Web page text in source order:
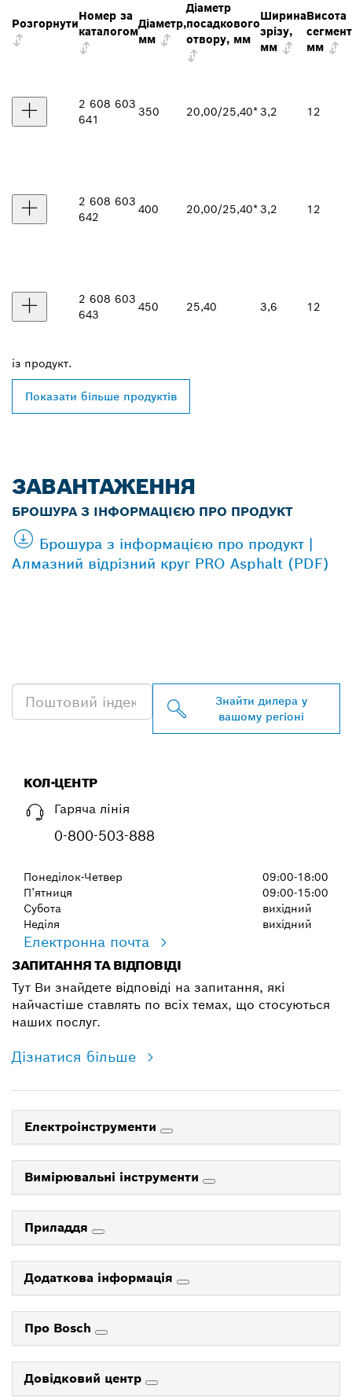
Розгорнути
Номер за
каталогом
Діаметр,
мм
Діаметр
посадкового
отвору, мм
Ширина
зрізу,
мм
Висота
мм
2 608 603
641
350 20,00/25,40*3,2 12
2 608 603
642
400 20,00/25,40*3,2 12
2 608 603
643
450 25,40 3,6 12
із продукт.
Показати більше продуктів
ЗАВАНТАЖЕННЯ
БРОШУРА З ІНФОРМАЦІЄЮ ПРО ПРОДУКТ
Брошура з інформацією про продукт |
Алмазний відрізний круг PRO Asphalt (PDF)
Знайти дилера у
вашому регіоні
КОЛ-ЦЕНТР
Гаряча лінія
0-800-503-888
Понеділок-Четвер
П’ятниця
Субота
Неділя
09:00-18:00
09:00-15:00
вихідний
вихідний
Електронна почта
ЗАПИТАННЯ ТА ВІДПОВІДІ
Тут Ви знайдете відповіді на запитання, які
найчастіше ставлять по всіх темах, що стосуються
наших послуг.
Дізнатися більше
Електроінструменти
Вимірювальні інструменти
Приладдя
Додаткова інформація
Про Bosch
Довідковий центр